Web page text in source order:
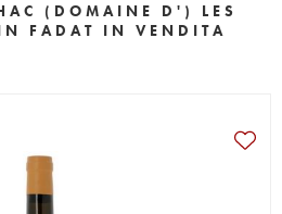
(DOMAINE D') LES
FADAT IN VENDITA